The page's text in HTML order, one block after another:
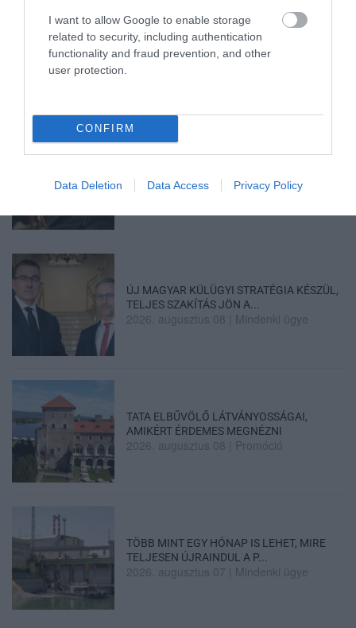
I want to allow Google to enable storage
related to security, including authentication
functionality and fraud prevention, and other
user protection.
CONFIRM
Data Deletion Data Access Privacy Policy
35 PERCES TANÓRÁK ÉS KEVESEBB HÁZI
FELADAT JÖHET AZ ALSÓ ...
ELNÖKNEK A TISZA
2026. augusztus 08 |Mindenki ügye
ÚJ MAGYAR KÜLÜGYI STRATÉGIA KÉSZÜL,
TELJES SZAKÍTÁS JÖN A...
2026. augusztus 08 Mindenki ügye
TATA ELBŰVÖLŐ LÁTVÁNYOSSÁGAI,
AMIKÉRT ÉRDEMES MEGNÉZNI
2026. augusztus 08 Promóció
TÖBB MINT EGY HÓNAP IS LEHET, MIRE
TELJESEN ÚJRAINDUL A P...
2026. augusztus 07 Mindenki ügye